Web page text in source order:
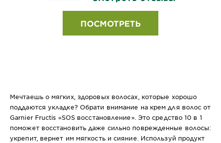
ПОСМОТРЕТЬ
Мечтаешь о мягких, здоровых волосах, которые хорошо
поддаются укладке? Обрати внимание на крем для волос от
Garnier Fructis «SOS восстановление». Это средство 10 в 1
поможет восстановить даже сильно поврежденные волосы:
укрепит, вернет им мягкость и сияние. Используй продукт